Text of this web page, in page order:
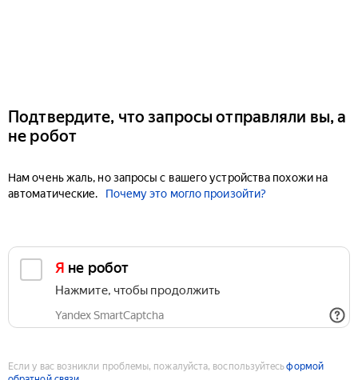
Подтвердите, что запросы отправляли вы, а
не робот
Нам очень жаль, но запросы с вашего устройства похожи на
автоматические.
Почему это могло произойти?
Я не робот
Нажмите, чтобы продолжить
Yandex SmartCaptcha
Если у вас возникли проблемы, пожалуйста, воспользуйтесьформой